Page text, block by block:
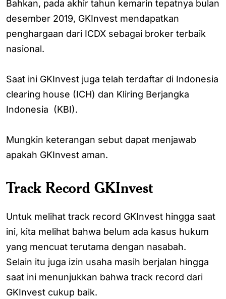
Bahkan, pada akhir tahun kemarin tepatnya bulan
desember 2019, GKInvest mendapatkan
penghargaan dari ICDX sebagai broker terbaik
nasional.
Saat ini GKInvest juga telah terdaftar di Indonesia
clearing house (ICH) dan Kliring Berjangka
Indonesia (KBI).
Mungkin keterangan sebut dapat menjawab
apakah GKInvest aman.
Track Record GKInvest
Untuk melihat track record GKInvest hingga saat
ini, kita melihat bahwa belum ada kasus hukum
yang mencuat terutama dengan nasabah.
Selain itu juga izin usaha masih berjalan hingga
saat ini menunjukkan bahwa track record dari
GKInvest cukup baik.